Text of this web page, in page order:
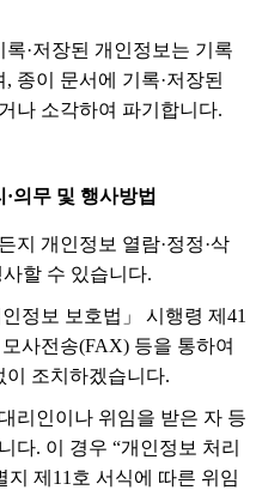
·저장된 개인정보는 기록
종이 문서에 기록·저장된
나 소각하여 파기합니다.
의무 및 행사방법
개인정보 열람·정정·삭
할 수 있습니다.
정보 보호법」 시행령 제41
사전송(FAX) 등을 통하여
이 조치하겠습니다.
리인이나 위임을 받은 자 등
다. 이 경우 “개인정보 처리
지 제11호 서식에 따른 위임